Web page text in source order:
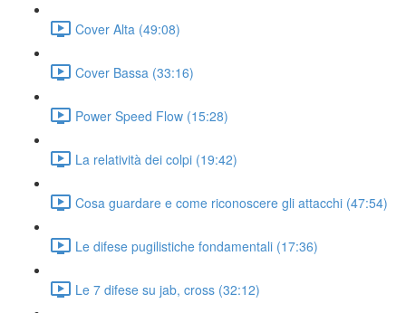
Cover Alta (49:08)
Cover Bassa (33:16)
Power Speed Flow (15:28)
La relatività dei colpi (19:42)
Cosa guardare e come riconoscere gli attacchi (47:54)
Le difese pugilistiche fondamentali (17:36)
Le 7 difese su jab, cross (32:12)